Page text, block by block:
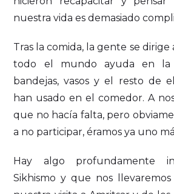
nuestra vida es demasiado
Tras la comida, la gente se dirige
todo el mundo ayuda en la
bandejas, vasos y el resto de
han usado en el comedor. A
que no hacía falta, pero
a no participar, éramos ya uno
Hay algo profundamente
Sikhismo y que nos